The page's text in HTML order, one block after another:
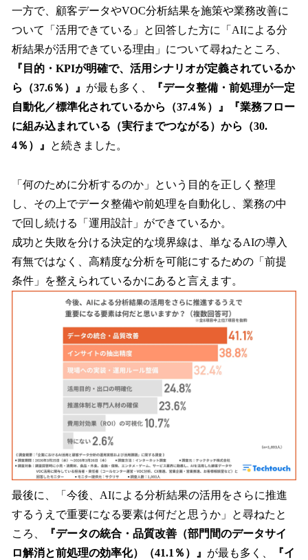
一方で、顧客データやVOC分析結果を施策や業務改善に
ついて「活用できている」と回答した方に「AIによる分
析結果が活用できている理由」について尋ねたところ、
『目的・KPIが明確で、活用シナリオが定義されているか
ら（37.6％）』 が最も多く、
『データ整備・前処理が一定
自動化／標準化されているから（37.4％）』『業務フロー
に組み込まれている（実行までつながる）から（30.
4％）』
と続きました。
「何のために分析するのか」という目的を正しく整理
し、その上でデータ整備や前処理を自動化し、業務の中
で回し続ける「運用設計」ができているか。
成功と失敗を分ける決定的な境界線は、単なるAIの導入
有無ではなく、高精度な分析を可能にするための「前提
条件」を整えられているかにあると言えます。
最後に、「今後、AIによる分析結果の活用をさらに推進
するうえで重要になる要素は何だと思うか」と尋ねたと
ころ、
『データの統合・品質改善（部門間のデータサイ
ロ解消と前処理の効率化）（41.1％）』 が最も多く、
『イ